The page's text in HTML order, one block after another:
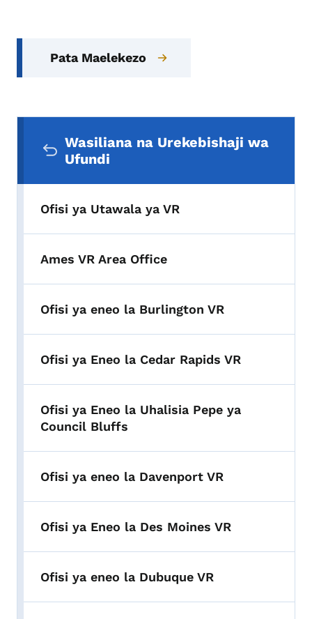
Pata Maelekezo
Wasiliana na Urekebishaji wa
Ufundi
Ofisi ya Utawala ya VR
Ames VR Area Office
Ofisi ya eneo la Burlington VR
Ofisi ya Eneo la Cedar Rapids VR
Ofisi ya Eneo la Uhalisia Pepe ya
Council Bluffs
Ofisi ya eneo la Davenport VR
Ofisi ya Eneo la Des Moines VR
Ofisi ya eneo la Dubuque VR